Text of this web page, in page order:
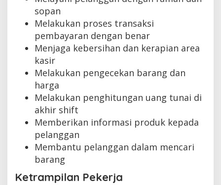
sopan
Melakukan proses transaksi
pembayaran dengan benar
Menjaga kebersihan dan kerapian area
kasir
Melakukan pengecekan barang dan
harga
Melakukan penghitungan uang tunai di
akhir shift
Memberikan informasi produk kepada
pelanggan
Membantu pelanggan dalam mencari
barang
Ketrampilan Pekerja